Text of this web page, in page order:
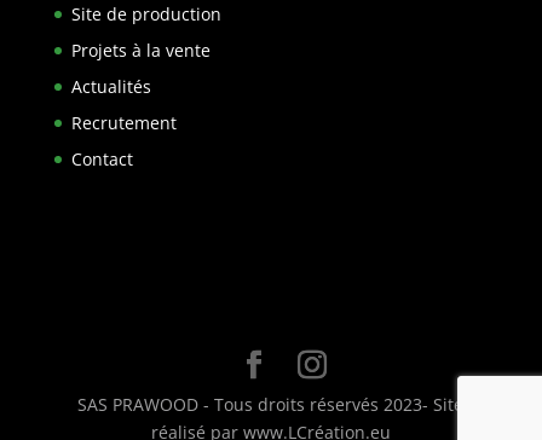
Site de production
Projets à la vente
Actualités
Recrutement
Contact
SAS PRAWOOD - Tous droits réservés 2023- Site
réalisé par www.LCréation.eu